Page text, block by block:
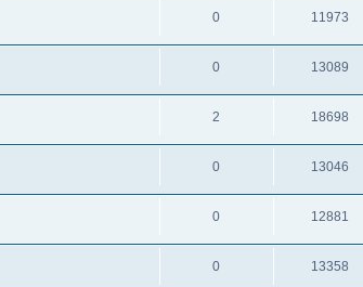
0 11973
0 13089
2 18698
0 13046
0 12881
0 13358